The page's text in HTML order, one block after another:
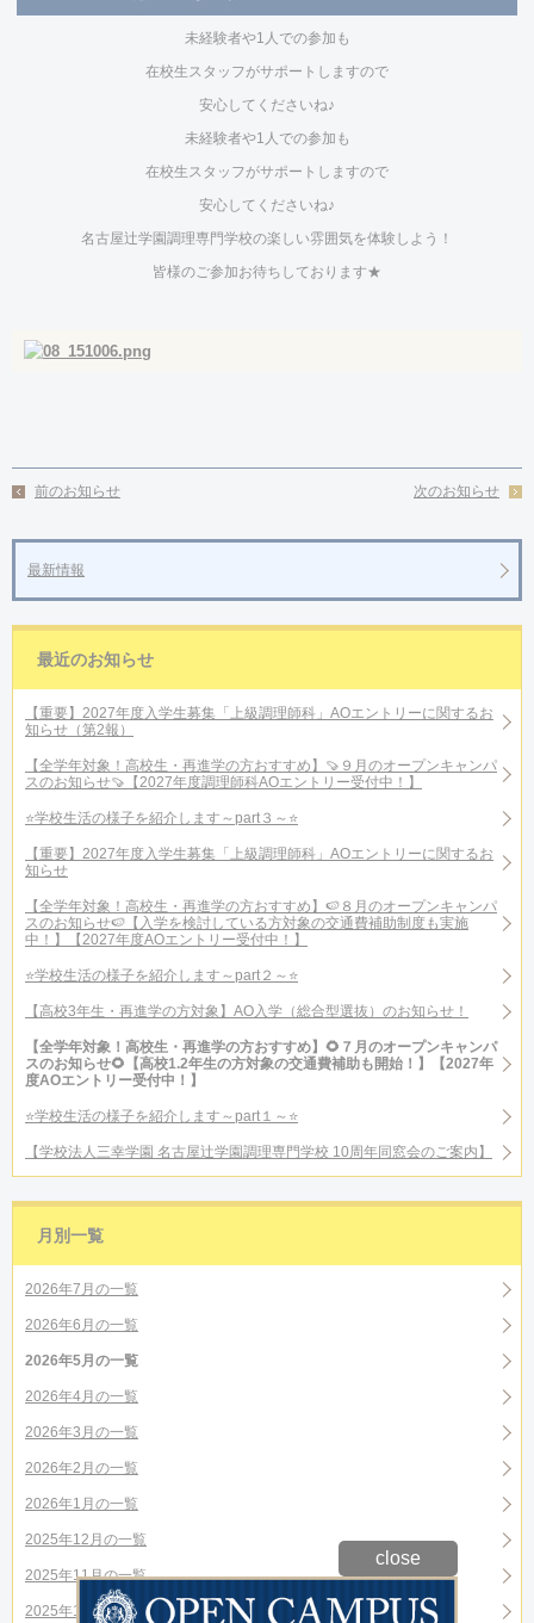
未経験者や1人での参加も
在校生スタッフがサポートしますので
安心してくださいね♪
未経験者や1人での参加も
在校生スタッフがサポートしますので
安心してくださいね♪
名古屋辻学園調理専門学校の楽しい雰囲気を体験しよう！
皆様のご参加お待ちしております★
前のお知らせ 次のお知らせ
最新情報
最近のお知らせ
【重要】2027年度入学生募集「上級調理師科」AOエントリーに関するお
知らせ（第2報）
【全学年対象！高校生・再進学の方おすすめ】🍠９月のオープンキャンパ
スのお知らせ🍠【2027年度調理師科AOエントリー受付中！】
⭐学校生活の様子を紹介します～part３～⭐
【重要】2027年度入学生募集「上級調理師科」AOエントリーに関するお
知らせ
【全学年対象！高校生・再進学の方おすすめ】🍉８月のオープンキャンパ
スのお知らせ🍉【入学を検討している方対象の交通費補助制度も実施
中！】【2027年度AOエントリー受付中！】
⭐学校生活の様子を紹介します～part２～⭐
【高校3年生・再進学の方対象】AO入学（総合型選抜）のお知らせ！
【全学年対象！高校生・再進学の方おすすめ】🌻７月のオープンキャンパ
スのお知らせ🌻【高校1.2年生の方対象の交通費補助も開始！】【2027年
度AOエントリー受付中！】
⭐学校生活の様子を紹介します～part１～⭐
【学校法人三幸学園 名古屋辻学園調理専門学校 10周年同窓会のご案内】
月別一覧
2026年7月の一覧
2026年6月の一覧
2026年5月の一覧
2026年4月の一覧
2026年3月の一覧
2026年2月の一覧
2026年1月の一覧
2025年12月の一覧
2025年11月の一覧
2025年10月の一覧
close